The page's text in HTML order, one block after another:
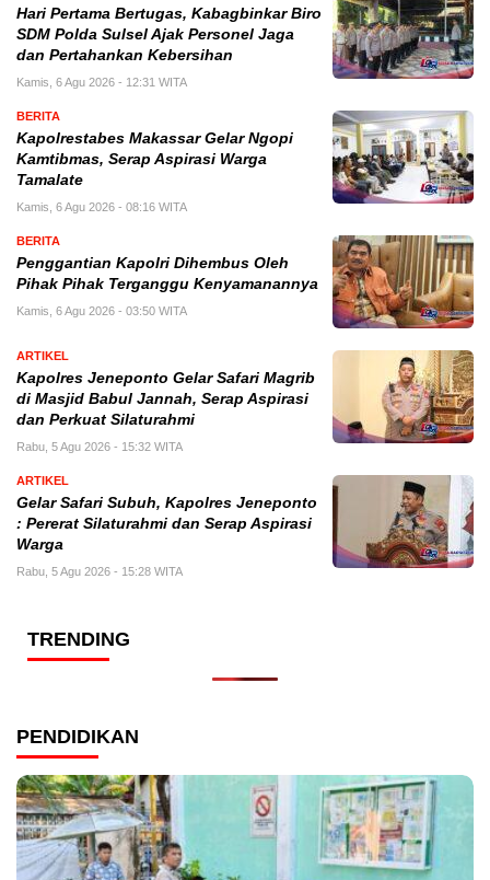
Hari Pertama Bertugas, Kabagbinkar Biro
SDM Polda Sulsel Ajak Personel Jaga
dan Pertahankan Kebersihan
Kamis, 6 Agu 2026 - 12:31 WITA
BERITA
Kapolrestabes Makassar Gelar Ngopi
Kamtibmas, Serap Aspirasi Warga
Tamalate
Kamis, 6 Agu 2026 - 08:16 WITA
BERITA
Penggantian Kapolri Dihembus Oleh
Pihak Pihak Terganggu Kenyamanannya
Kamis, 6 Agu 2026 - 03:50 WITA
ARTIKEL
Kapolres Jeneponto Gelar Safari Magrib
di Masjid Babul Jannah, Serap Aspirasi
dan Perkuat Silaturahmi
Rabu, 5 Agu 2026 - 15:32 WITA
ARTIKEL
Gelar Safari Subuh, Kapolres Jeneponto
: Pererat Silaturahmi dan Serap Aspirasi
Warga
Rabu, 5 Agu 2026 - 15:28 WITA
TRENDING
PENDIDIKAN